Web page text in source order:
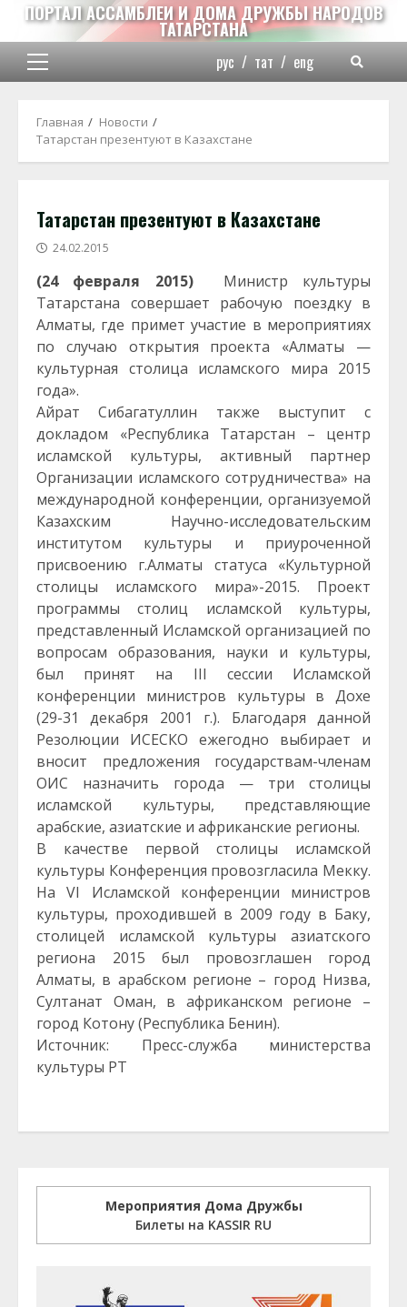
Перейти
содержимому
ПОРТАЛ АССАМБЛЕИ И ДОМА ДРУЖБЫ НАРОДОВ
ТАТАРСТАНА
Основное
рус / тат / eng
Главная
Новости
Татарстан презентуют в Казахстане
Татарстан презентуют в Казахстане
24.02.2015
(24 февраля 2015) Министр культуры
Татарстана совершает рабочую поездку в
Алматы, где примет участие в мероприятиях
по случаю открытия проекта «Алматы —
культурная столица исламского мира 2015
года».
Айрат Сибагатуллин также выступит с
докладом «Республика Татарстан – центр
исламской культуры, активный партнер
Организации исламского сотрудничества» на
международной конференции, организуемой
Казахским Научно-исследовательским
институтом культуры и приуроченной
присвоению г.Алматы статуса «Культурной
столицы исламского мира»-2015. Проект
программы столиц исламской культуры,
представленный Исламской организацией по
вопросам образования, науки и культуры,
был принят на III сессии Исламской
конференции министров культуры в Дохе
(29-31 декабря 2001 г.). Благодаря данной
Резолюции ИСЕСКО ежегодно выбирает и
вносит предложения государствам-членам
ОИС назначить города — три столицы
исламской культуры, представляющие
арабские, азиатские и африканские регионы.
В качестве первой столицы исламской
культуры Конференция провозгласила Мекку.
На VI Исламской конференции министров
культуры, проходившей в 2009 году в Баку,
столицей исламской культуры азиатского
региона 2015 был провозглашен город
Алматы, в арабском регионе – город Низва,
Султанат Оман, в африканском регионе –
город Котону (Республика Бенин).
Источник: Пресс-служба министерства
культуры РТ
Мероприятия Дома Дружбы
Билеты на KASSIR RU